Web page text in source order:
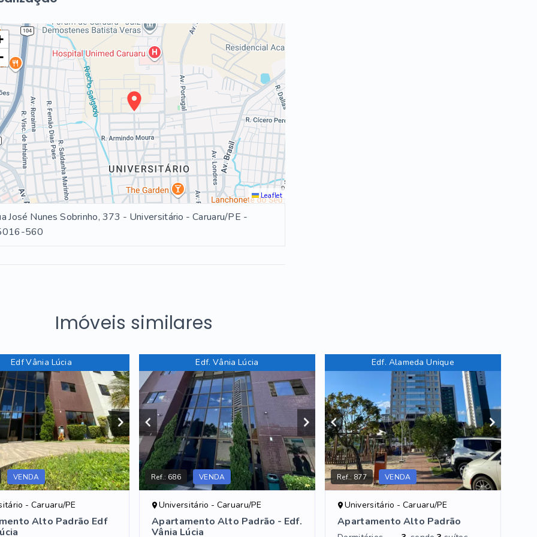
Leaflet
José Nunes Sobrinho, 373 - Universitário - Caruaru/PE -
560
Imóveis similares
Edf Vânia Lúcia
VENDA
- Caruaru/PE
Alto Padrão Edf
Edf. Vânia Lúcia
Ref.: 686 VENDA
Universitário - Caruaru/PE
Apartamento Alto Padrão - Edf.
Vânia Lúcia
Edf. Alameda Unique
Ref.: 877 VENDA
Universitário - Caruaru/PE
Apartamento Alto Padrão